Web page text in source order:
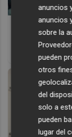
Pasaportes
Los pasaportes
anuncios
anuncios
sobre la
pueden
otros
del
solo a
pueden
lugar del